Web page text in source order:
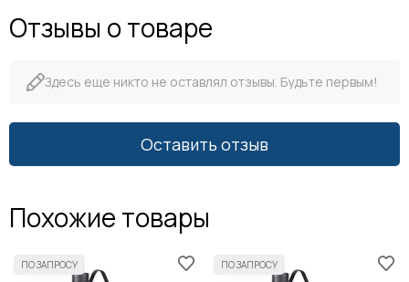
Отзывы о товаре
Здесь еще никто не оставлял отзывы. Будьте первым!
Оставить отзыв
Похожие товары